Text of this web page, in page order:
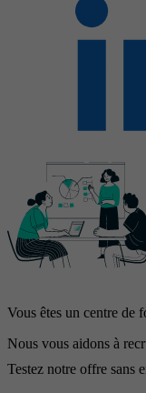
Vous êtes un centre de
Nous vous aidons à
Testez notre offre sans